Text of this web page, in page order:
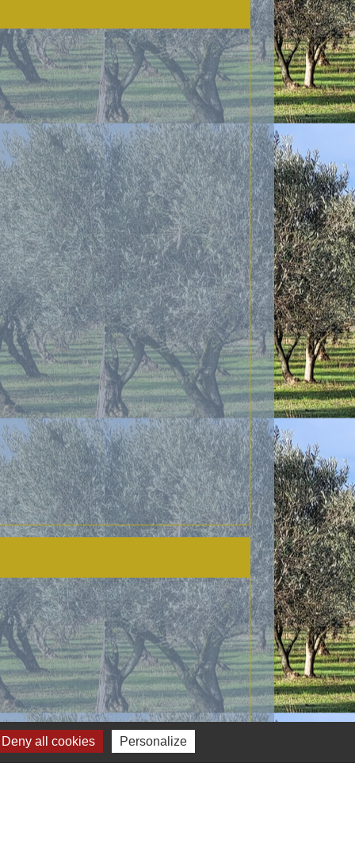
Deny all cookies Personalize